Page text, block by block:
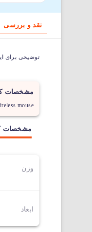
نقد و بررسی
توضیحی برای
مشخصات
mouse
مشخصات
وزن
ابعاد